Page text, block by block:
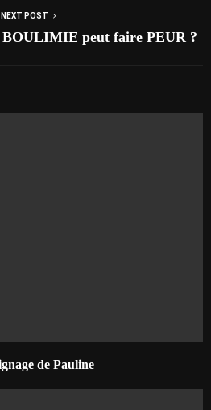
NEXT POST
peut faire PEUR ?
de Pauline